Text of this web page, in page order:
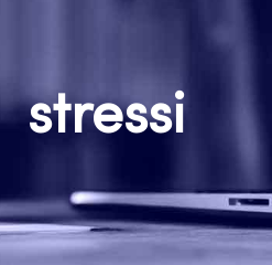
stressi